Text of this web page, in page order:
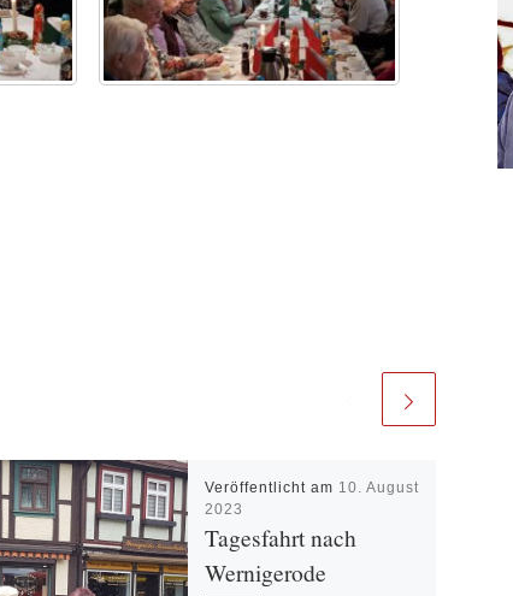
Veröffentlicht am 10. August
2023
Tagesfahrt nach
Wernigerode